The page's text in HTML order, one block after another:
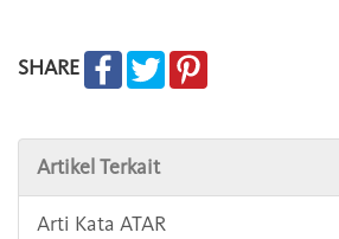
SHARE
Artikel Terkait
Arti Kata ATAR